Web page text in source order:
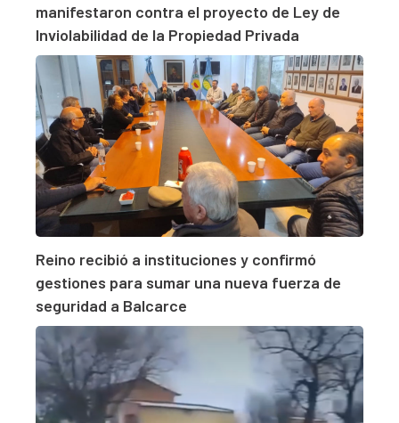
manifestaron contra el proyecto de Ley de
Inviolabilidad de la Propiedad Privada
Reino recibió a instituciones y confirmó
gestiones para sumar una nueva fuerza de
seguridad a Balcarce